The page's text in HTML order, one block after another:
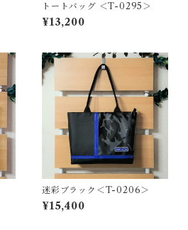
トートバッグ ＜T-0295＞
¥13,200
迷彩ブラック＜T-0206＞
¥15,400